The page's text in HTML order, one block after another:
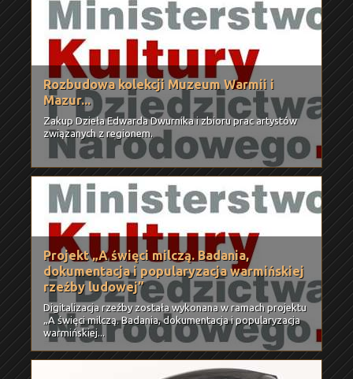
Rozbudowa kolekcji Muzeum Warmii i
Mazur...
Zakup Dzieła Edwarda Dwurnika i zbioru prac artystów
związanych z regionem.
Projekt „A święci milczą. Badania,
dokumentacja i popularyzacja warmińskiej
rzeźby ludowej”
Digitalizacja rzeźby została wykonana w ramach projektu
„A święci milczą. Badania, dokumentacja i popularyzacja
warmińskiej...